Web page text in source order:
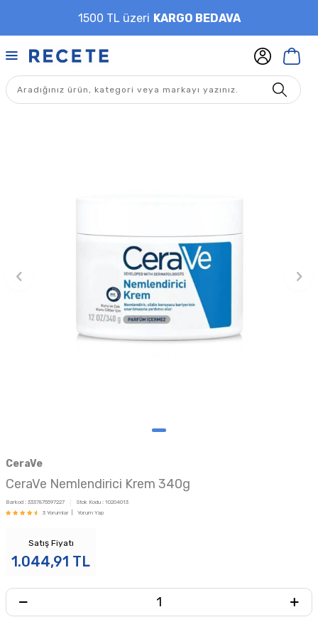
1500 TL üzeri KARGO BEDAVA
CeraVe
CeraVe Nemlendirici Krem 340g
Barkod : 3337875597227 Stok Kodu : 10204013
3 Yorumlar |
Yorum Yap
Satış Fiyatı
1.044,91 TL